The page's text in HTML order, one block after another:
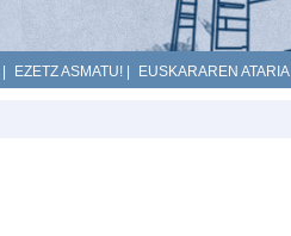
EZETZ ASMATU! EUSKARAREN ATARIA|